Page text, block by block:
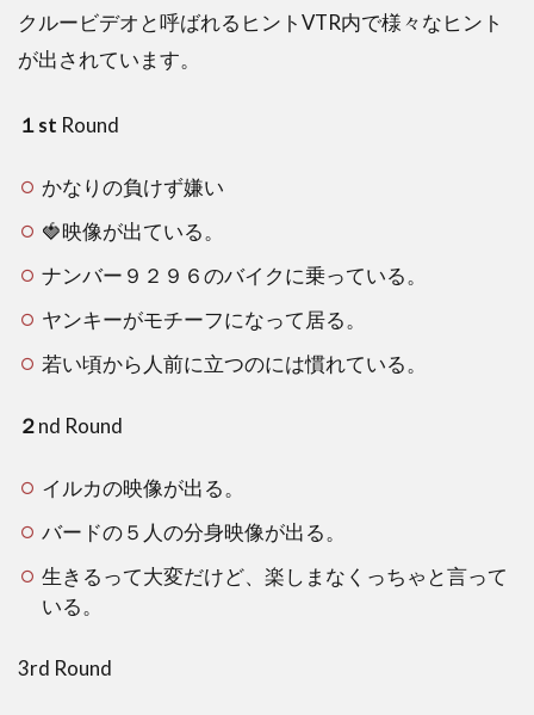
ド
の
ヒ
ネッ
はど
予想
がさ
れて
い
3
際
検
し
ま
た
クルービデオと呼ばれるヒントVTR内で様々なヒント
が出されています。
１st Round
かなりの負けず嫌い
🍓映像が出ている。
ナンバー９２９６のバイクに乗っている。
ヤンキーがモチーフになって居る。
若い頃から人前に立つのには慣れている。
２nd Round
イルカの映像が出る。
バードの５人の分身映像が出る。
生きるって大変だけど、楽しまなくっちゃと言って
いる。
3rd Round